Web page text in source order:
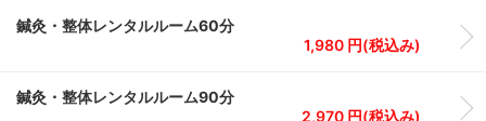
鍼灸・整体レンタルルーム60分
1,980 円(税込み)
鍼灸・整体レンタルルーム90分
2,970 円(税込み)